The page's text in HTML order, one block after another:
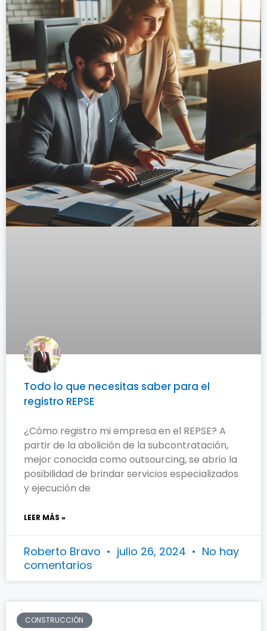
Todo lo que necesitas saber para el
registro REPSE
¿Cómo registro mi empresa en el REPSE? A
partir de la abolición de la subcontratación,
mejor conocida como outsourcing, se abrio la
posibilidad de brindar servicios especializados
y ejecución de
LEER MÁS »
Roberto Bravo julio 26, 2024
No hay
comentarios
CONSTRUCCIÓN